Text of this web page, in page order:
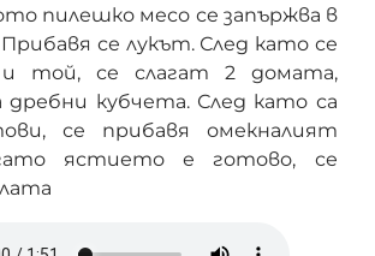
пилешко месо се запържва в
се лукът. След като се
и той, се слагат 2 домата,
дребни кубчета. След като са
се прибавя омекналият
ястието е готово, се